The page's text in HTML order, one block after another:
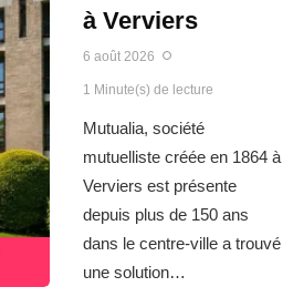
à Verviers
6 août 2026
1 Minute(s) de lecture
Mutualia, société
mutuelliste créée en 1864 à
Verviers est présente
depuis plus de 150 ans
dans le centre-ville a trouvé
une solution…